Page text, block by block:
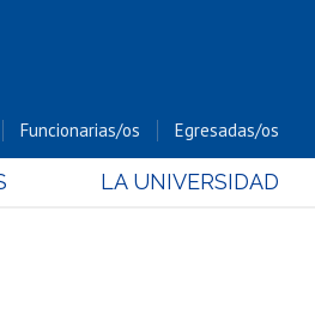
Funcionarias/os Egresadas/os
LA UNIVERSIDAD